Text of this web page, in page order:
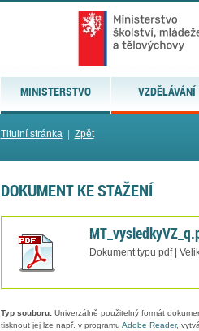
MINISTERSTVO VZDĚLÁVÁNÍ
Titulní stránka| Zpět
DOKUMENT KE STAŽENÍ
Dokument typu pdf |
Typ souboru:Univerzálně použitelný formát
tisknout jej lze např. v programu Adobe Reader,